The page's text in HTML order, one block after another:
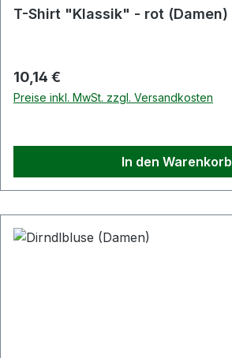
T-Shirt "Klassik" - rot (Damen)
Regulärer Preis:
10,14 €
Preise inkl. MwSt. zzgl. Versandkosten
In den Warenkorb